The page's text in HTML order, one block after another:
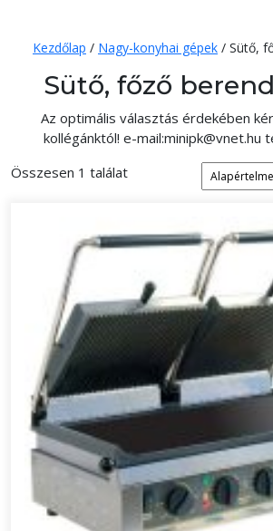
Kezdőlap / Nagy-konyhai gépek / Sütő,
Sütő, főző
Az optimális választás érdekében
kollégánktól! e-mail:minipk@vnet.hu
Összesen 1 találat